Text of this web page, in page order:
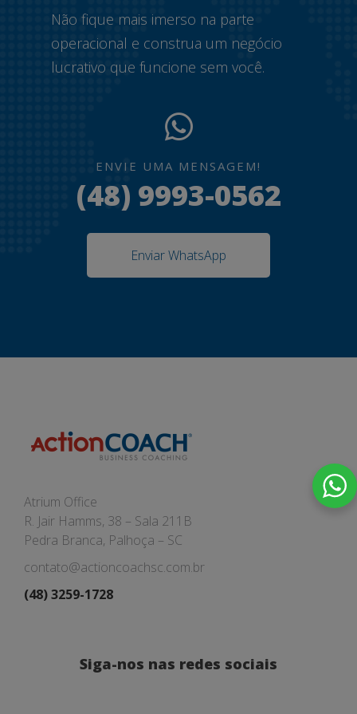
Não fique mais imerso na parte
operacional e construa um negócio
lucrativo que funcione sem você.
ENVIE UMA MENSAGEM!
(48) 9993-0562
Enviar WhatsApp
Atrium Office
R. Jair Hamms, 38 – Sala 211B
Pedra Branca, Palhoça – SC
contato@actioncoachsc.com.br
(48) 3259-1728
Siga-nos nas redes sociais